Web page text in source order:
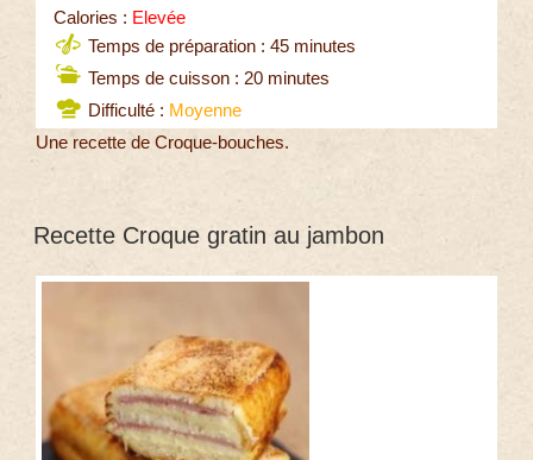
Calories : Elevée
Temps de préparation : 45 minutes
Temps de cuisson : 20 minutes
Difficulté : Moyenne
Une recette de Croque-bouches.
Recette Croque gratin au jambon